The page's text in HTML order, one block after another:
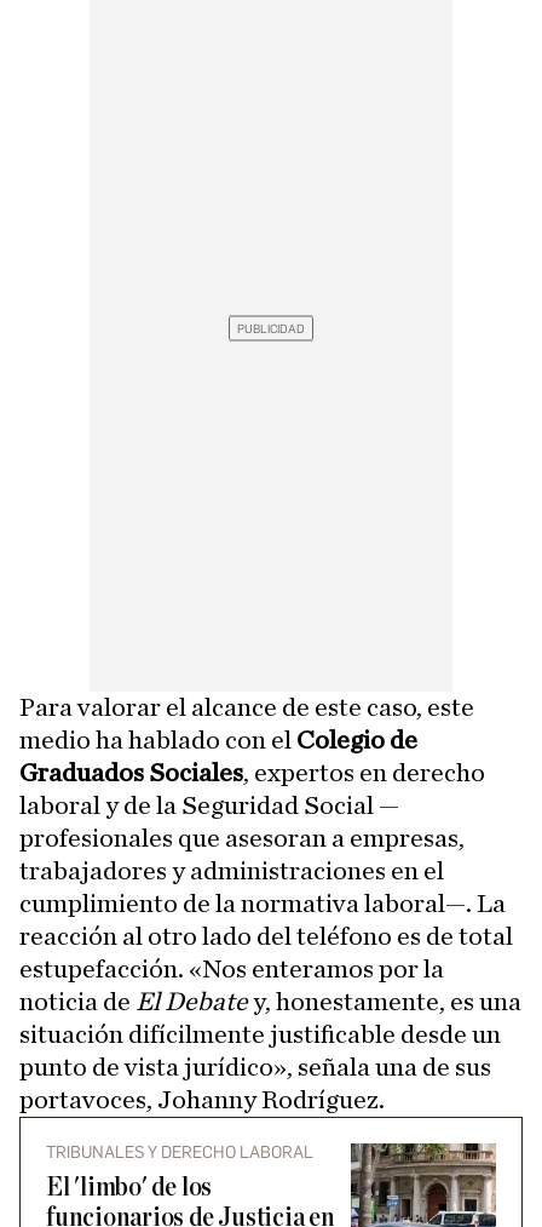
Para valorar el alcance de este caso, este
medio ha hablado con el Colegio de
Graduados Sociales, expertos en derecho
laboral y de la Seguridad Social —
profesionales que asesoran a empresas,
trabajadores y administraciones en el
cumplimiento de la normativa laboral—. La
reacción al otro lado del teléfono es de total
estupefacción. «Nos enteramos por la
noticia de El Debatey, honestamente, es una
situación difícilmente justificable desde un
punto de vista jurídico», señala una de sus
portavoces, Johanny Rodríguez.
TRIBUNALES Y DERECHO LABORAL
El 'limbo' de los
funcionarios de Justicia en